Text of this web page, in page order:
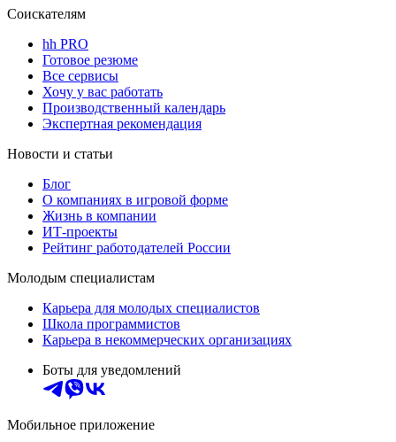
Соискателям
hh PRO
Готовое резюме
Все сервисы
Хочу у вас работать
Производственный календарь
Экспертная рекомендация
Новости и статьи
Блог
О компаниях в игровой форме
Жизнь в компании
ИТ-проекты
Рейтинг работодателей России
Молодым специалистам
Карьера для молодых специалистов
Школа программистов
Карьера в некоммерческих организациях
Боты для уведомлений
Мобильное приложение